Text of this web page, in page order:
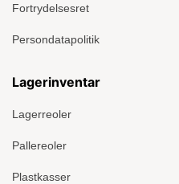
Fortrydelsesret
Persondatapolitik
Lagerinventar
Lagerreoler
Pallereoler
Plastkasser